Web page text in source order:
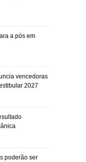
a pós em
vencedoras
2027
poderão ser